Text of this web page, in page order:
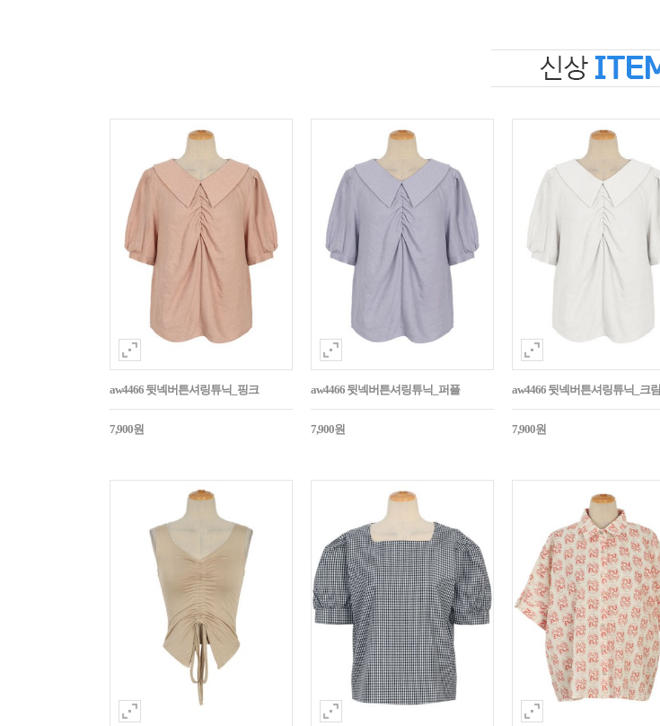
aw4466 뒷넥버튼셔링튜닉_핑크
7,900원
aw4466 뒷넥버튼셔링튜닉_퍼플
7,900원
aw4466 뒷넥버튼셔링튜닉_크림
7,900원